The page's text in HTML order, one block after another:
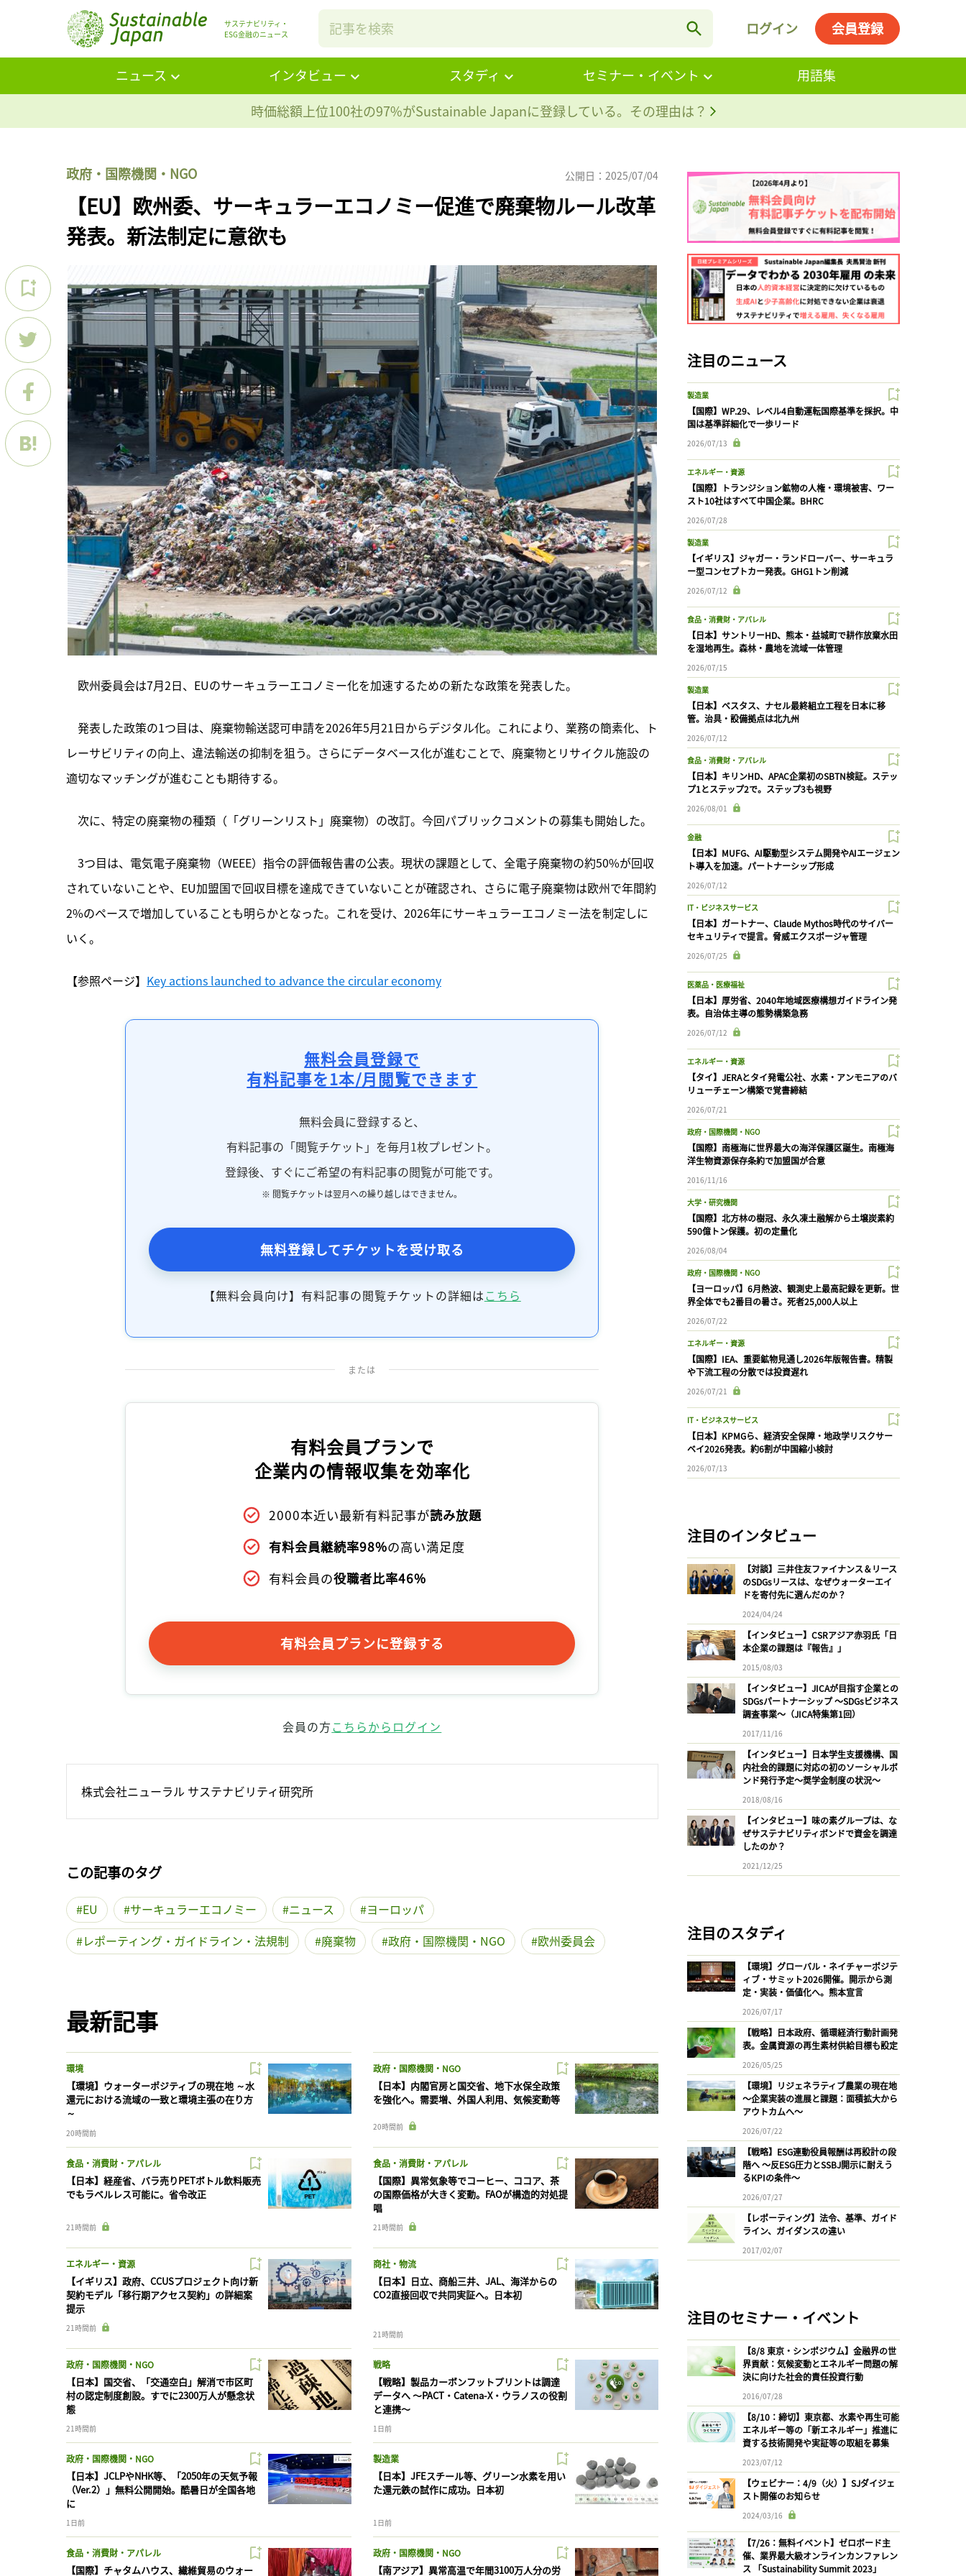
サステナビリティ・
ESG金融のニュース
ログイン 会員登録
ニュース インタビュー スタディ セミナー・イベント
用語集
時価総額上位100社の97%がSustainable Japanに登録している。その理由は？
政府・国際機関・NGO 公開日：2025/07/04
【EU】欧州委、サーキュラーエコノミー促進で廃棄物ルール改革
発表。新法制定に意欲も
欧州委員会は7月2日、EUのサーキュラーエコノミー化を加速するための新たな政策を発表した。
発表した政策の1つ目は、 廃棄物輸送認可申請を2026年5月21日からデジタル化。これにより、業務の簡素化、ト
レーサビリティの向上、違法輸送の抑制を狙う。さらにデータベース化が進むことで、廃棄物とリサイクル施設の
適切なマッチングが進むことも期待する。
次に、特定の廃棄物の種類（「グリーンリスト」廃棄物）の改訂。今回パブリックコメントの募集も開始した。
3つ目は、電気電子廃棄物（WEEE）指令の評価報告書の公表。現状の課題として、全電子廃棄物の約50%が回収
されていないことや、EU加盟国で回収目標を達成できていないことが確認され、さらに電子廃棄物は欧州で年間約
2%のペースで増加していることも明らかとなった。これを受け、2026年にサーキュラーエコノミー法を制定しに
いく。
【参照ページ】 Key actions launched to advance the circular economy
無料会員登録で
有料記事を1本/月閲覧できます
無料会員に登録すると、
有料記事の「閲覧チケット」を毎月1枚プレゼント。
登録後、すぐにご希望の有料記事の閲覧が可能です。
※ 閲覧チケットは翌月への繰り越しはできません。
無料登録してチケットを受け取る
【無料会員向け】有料記事の閲覧チケットの詳細はこちら
または
有料会員プランで
企業内の情報収集を効率化
2000本近い最新有料記事が読み放題
有料会員継続率98%の高い満足度
有料会員の役職者比率46%
有料会員プランに登録する
会員の方こちらからログイン
株式会社ニューラル サステナビリティ研究所
この記事のタグ
EU サーキュラーエコノミー ニュース
ヨーロッパ
レポーティング・ガイドライン・法規制
廃棄物 政府・国際機関・NGO 欧州委員会
最新記事
環境
【環境】ウォーターポジティブの現在地 ～水
還元における流域の一致と環境主張の在り方
～
20時間前
政府・国際機関・NGO
【日本】内閣官房と国交省、地下水保全政策
を強化へ。需要増、外国人利用、気候変動等
20時間前
食品・消費財・アパレル
【日本】経産省、バラ売りPETボトル飲料販売
でもラベルレス可能に。省令改正
21時間前
食品・消費財・アパレル
【国際】異常気象等でコーヒー、ココア、茶
の国際価格が大きく変動。FAOが構造的対処提
唱
21時間前
エネルギー・資源
【イギリス】政府、CCUSプロジェクト向け新
契約モデル「移行期アクセス契約」の詳細案
提示
21時間前
商社・物流
【日本】日立、商船三井、JAL、海洋からの
CO2直接回収で共同実証へ。日本初
21時間前
政府・国際機関・NGO
【日本】国交省、「交通空白」解消で市区町
村の認定制度創設。すでに2300万人が懸念状
態
21時間前
戦略
【戦略】製品カーボンフットプリントは調達
データへ 〜PACT・Catena-X・ウラノスの役割
と連携〜
1日前
政府・国際機関・NGO
【日本】JCLPやNHK等、「2050年の天気予報
（Ver.2）」無料公開開始。酷暑日が全国各地
に
1日前
製造業
【日本】JFEスチール等、グリーン水素を用い
た還元鉄の試作に成功。日本初
1日前
食品・消費財・アパレル
【国際】チャタムハウス、繊維貿易のウォー
政府・国際機関・NGO
【南アジア】異常高温で年間3100万人分の労
注目のニュース
製造業
【国際】WP.29、レベル4自動運転国際基準を採択。中
国は基準詳細化で一歩リード
2026/07/13
エネルギー・資源
【国際】トランジション鉱物の人権・環境被害、ワー
スト10社はすべて中国企業。BHRC
2026/07/28
製造業
【イギリス】ジャガー・ランドローバー、サーキュラ
ー型コンセプトカー発表。GHG1トン削減
2026/07/12
食品・消費財・アパレル
【日本】サントリーHD、熊本・益城町で耕作放棄水田
を湿地再生。森林・農地を流域一体管理
2026/07/15
製造業
【日本】ベスタス、ナセル最終組立工程を日本に移
管。治具・設備拠点は北九州
2026/07/12
食品・消費財・アパレル
【日本】キリンHD、APAC企業初のSBTN検証。ステッ
プ1とステップ2で。ステップ3も視野
2026/08/01
金融
【日本】MUFG、AI駆動型システム開発やAIエージェン
ト導入を加速。パートナーシップ形成
2026/07/12
IT・ビジネスサービス
【日本】ガートナー、Claude Mythos時代のサイバー
セキュリティで提言。脅威エクスポージャ管理
2026/07/25
医薬品・医療福祉
【日本】厚労省、2040年地域医療構想ガイドライン発
表。自治体主導の態勢構築急務
2026/07/12
エネルギー・資源
【タイ】JERAとタイ発電公社、水素・アンモニアのバ
リューチェーン構築で覚書締結
2026/07/21
政府・国際機関・NGO
【国際】南極海に世界最大の海洋保護区誕生。南極海
洋生物資源保存条約で加盟国が合意
2016/11/16
大学・研究機関
【国際】北方林の樹冠、永久凍土融解から土壌炭素約
590億トン保護。初の定量化
2026/08/04
政府・国際機関・NGO
【ヨーロッパ】6月熱波、観測史上最高記録を更新。世
界全体でも2番目の暑さ。死者25,000人以上
2026/07/22
エネルギー・資源
【国際】IEA、重要鉱物見通し2026年版報告書。精製
や下流工程の分散では投資遅れ
2026/07/21
IT・ビジネスサービス
【日本】KPMGら、経済安全保障・地政学リスクサー
ベイ2026発表。約6割が中国縮小検討
2026/07/13
注目のインタビュー
【対談】三井住友ファイナンス＆リース
のSDGsリースは、なぜウォーターエイ
ドを寄付先に選んだのか？
2024/04/24
【インタビュー】CSRアジア赤羽氏「日
本企業の課題は『報告』」
2015/08/03
【インタビュー】JICAが目指す企業との
SDGsパートナーシップ 〜SDGsビジネス
調査事業〜（JICA特集第1回）
2017/11/16
【インタビュー】日本学生支援機構、国
内社会的課題に対応の初のソーシャルボ
ンド発行予定〜奨学金制度の状況〜
2018/08/16
【インタビュー】味の素グループは、な
ぜサステナビリティボンドで資金を調達
したのか？
2021/12/25
注目のスタディ
【環境】グローバル・ネイチャーポジテ
ィブ・サミット2026開催。開示から測
定・実装・価値化へ。熊本宣言
2026/07/17
【戦略】日本政府、循環経済行動計画発
表。金属資源の再生素材供給目標も設定
2026/05/25
【環境】リジェネラティブ農業の現在地
〜企業実装の進展と課題：面積拡大から
アウトカムへ〜
2026/07/22
【戦略】ESG連動役員報酬は再設計の段
階へ 〜反ESG圧力とSSBJ開示に耐えう
るKPIの条件〜
2026/07/27
【レポーティング】法令、基準、ガイド
ライン、ガイダンスの違い
2017/02/07
注目のセミナー・イベント
【8/8 東京・シンポジウム】金融界の世
界貢献：気候変動とエネルギー問題の解
決に向けた社会的責任投資行動
2016/07/28
【8/10：締切】東京都、水素や再生可能
エネルギー等の「新エネルギー」推進に
資する技術開発や実証等の取組を募集
2023/07/12
【ウェビナー：4/9（火）】SJダイジェ
スト開催のお知らせ
2024/03/16
【7/26：無料イベント】ゼロボード主
催、業界最大級オンラインカンファレン
ス 「Sustainability Summit 2023」
記事をお気に入りに保存するには
ログインが必要です